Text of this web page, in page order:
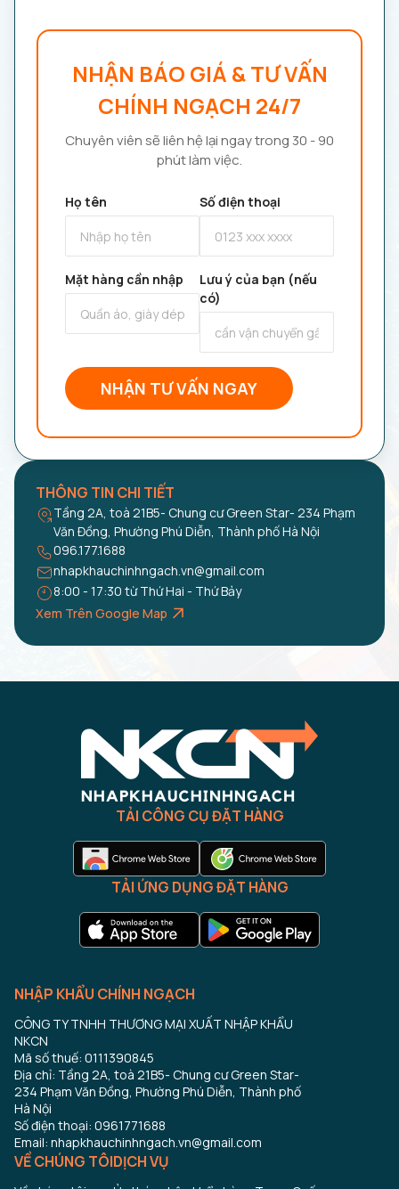
THÔNG TIN CHI TIẾT
Tầng 2A, toà 21B5- Chung cư Green Star- 234 Phạm
Văn Đồng, Phường Phú Diễn, Thành phố Hà Nội
096.177.1688
nhapkhauchinhngach.vn@gmail.com
8:00 - 17:30 từ Thứ Hai - Thứ Bảy
Xem Trên Google Map
NHẬN BÁO GIÁ & TƯ VẤN
CHÍNH NGẠCH 24/7
Chuyên viên sẽ liên hệ lại ngay trong 30 - 90
phút làm việc.
Họ tên Số điện thoại
Mặt hàng cần nhập
Lưu ý của bạn (nếu
có)
NHẬN TƯ VẤN NGAY
TẢI CÔNG CỤ ĐẶT HÀNG
TẢI ỨNG DỤNG ĐẶT HÀNG
NHẬP KHẨU CHÍNH NGẠCH
CÔNG TY TNHH THƯƠNG MẠI XUẤT NHẬP KHẨU
NKCN
Mã số thuế: 0111390845
Địa chỉ: Tầng 2A, toà 21B5- Chung cư Green Star-
234 Phạm Văn Đồng, Phường Phú Diễn, Thành phố
Hà Nội
Số điện thoại: 0961771688
Email: nhapkhauchinhngach.vn@gmail.com
VỀ CHÚNG TÔIDỊCH VỤ